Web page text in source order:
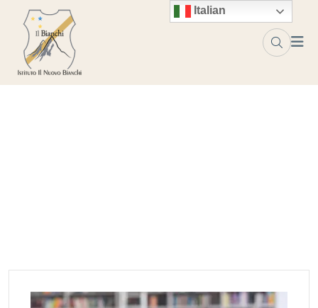
Skip to content Italian